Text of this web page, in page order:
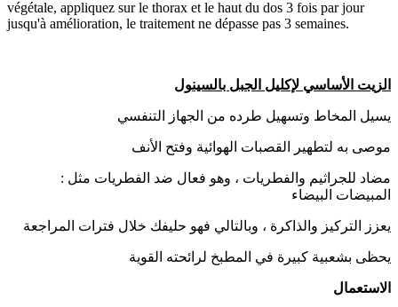
végétale, appliquez sur le thorax et le haut du dos 3 fois par jour
jusqu'à amélioration, le traitement ne dépasse pas 3 semaines.
الزيت الأساسي لإكليل الجبل بالسينول
يسيل المخاط وتسهيل طرده من الجهاز التنفسي
موصى به لتطهير القصبات الهوائية وفتح الأنف
مضاد للجراثيم والفطريات ، وهو فعال ضد الفطريات مثل :
المبيضات البيضاء
يعزز التركيز والذاكرة ، وبالتالي فهو حليفك خلال فترات المراجعة
يحظى بشعبية كبيرة في المطبخ لرائحته القوية
الاستعمال